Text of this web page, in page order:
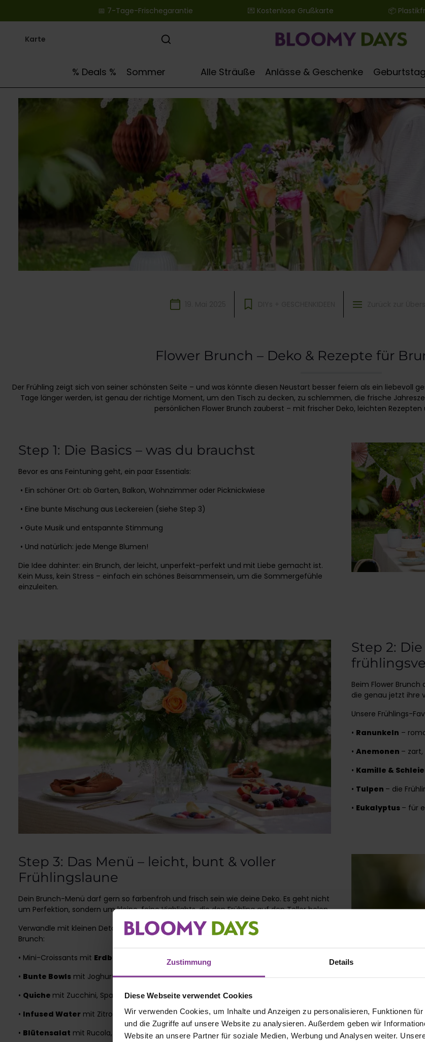
Zustimmung Details
Diese Webseite verwendet Cookies
Wir verwenden Cookies, um Inhalte und Anzeigen zu personalisieren, Funktionen
und die Zugriffe auf unsere Website zu analysieren. Außerdem geben wir
Website an unsere Partner für soziale Medien, Werbung und Analysen weiter.
Zur Hauptnavigation springen
📅 7-Tage-Frischegarantie ‎ ‎ ‎ ‎ ‎ ‎ ‎ ‎ ‎ ‎ ‎ ‎ ‎ ‎ ‎ ‎ ‎ ‎ ‎ ‎ ‎ ‎ ‎ ‎ ‎ ‎ 💌 Kostenlose Grußkarte ‎ ‎ ‎ ‎ ‎ ‎ ‎ ‎ ‎ ‎ ‎ ‎ ‎ ‎ ‎ ‎ ‎ ‎ ‎ ‎ ‎ ‎ ‎ ‎ ‎ ‎ 📦
% Deals % Sommer Alle Sträuße Anlässe & Geschenke Geburtstag
Flower Brunch – Deko & Rezepte für
Der Frühling zeigt sich von seiner schönsten Seite – und was könnte diesen Neustart besser feiern als ein liebevoll
Tage länger werden, ist genau der richtige Moment, um den Tisch zu decken, zu schlemmen, die frische
persönlichen Flower Brunch zauberst – mit frischer Deko, leichten Rezepten
Step 1: Die Basics – was du brauchst
Bevor es ans Feintuning geht, ein paar Essentials:
• Ein schöner Ort: ob Garten, Balkon, Wohnzimmer oder Picknickwiese
• Eine bunte Mischung aus Leckereien (siehe Step 3)
• Gute Musik und entspannte Stimmung
• Und natürlich: jede Menge Blumen!
Die Idee dahinter: ein Brunch, der leicht, unperfekt-perfekt und mit Liebe gemacht ist.
Kein Muss, kein Stress – einfach ein schönes Beisammensein, um die Sommergefühle
einzuleiten.
Step 2:
Beim Flower
die genau jetzt ihre
Unsere Frühlings-
• Ranunkeln –
• Anemonen –
• Kamille &
• Tulpen – die
• Eukalyptus – für
Step 3: Das Menü – leicht, bunt & voller
Frühlingslaune
Dein Brunch-Menü darf gern so farbenfroh und frisch sein wie deine Deko. Es geht nicht
um Perfektion, sondern um kleine, feine Highlights, die den Frühling auf den Teller holen.
Verwandle mit kleinen Details und Twists deinen Brunch zu einem perfekten Flower
Brunch:
• Mini-Croissants mit Erdbeer-Rosenmarmelade
• Bunte Bowls mit Joghurt, Früchten und essbaren Blüten
• Quiche mit Zucchini, Spargel oder Tomate
• Infused Water mit Zitrone, Gurke und Lavendel
• Blütensalat mit Rucola, Feta & Veilchen